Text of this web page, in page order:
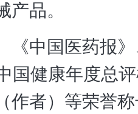
品。
《中国医药报
国健康年度总
作者）等荣誉